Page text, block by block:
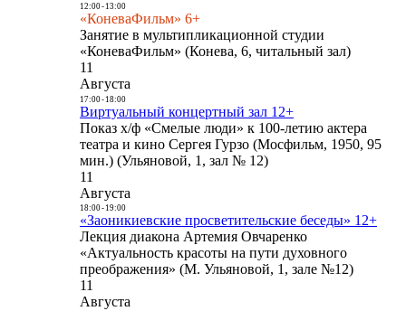
12:00- 13:00
«КоневаФильм» 6+
Занятие в мультипликационной студии
«КоневаФильм» (Конева, 6, читальный зал)
11
Августа
17:00- 18:00
Виртуальный концертный зал 12+
Показ х/ф «Смелые люди» к 100-летию актера
театра и кино Сергея Гурзо (Мосфильм, 1950, 95
мин.) (Ульяновой, 1, зал № 12)
11
Августа
18:00- 19:00
«Заоникиевские просветительские беседы» 12+
Лекция диакона Артемия Овчаренко
«Актуальность красоты на пути духовного
преображения» (М. Ульяновой, 1, зале №12)
11
Августа